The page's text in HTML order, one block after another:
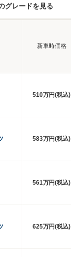
グレードを見る
新車時価格
510万円(税込)
583万円(税込)
561万円(税込)
625万円(税込)